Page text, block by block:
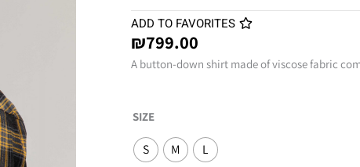
ADD TO FAVORITES
₪799.00
A button-down shirt made of viscose fabric
SIZE
S M L
Farmer
quantity